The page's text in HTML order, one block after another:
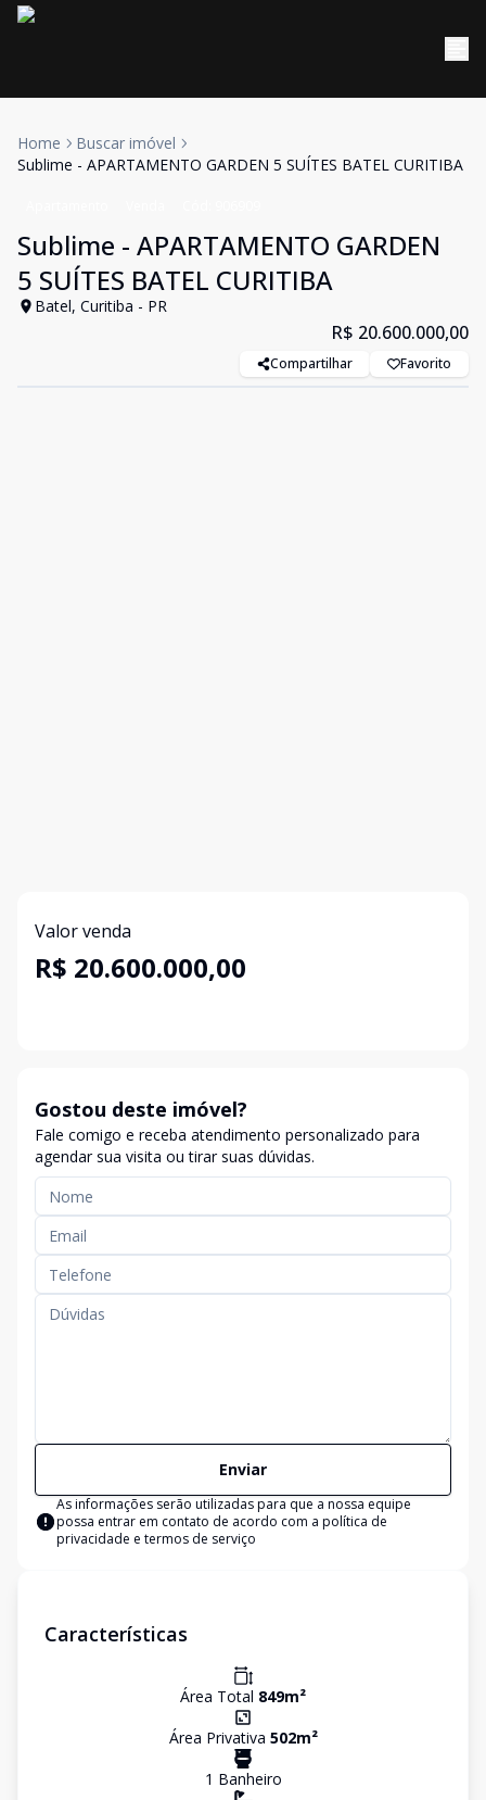
Home
Buscar imóvel
Sublime - APARTAMENTO GARDEN 5 SUÍTES BATEL CURITIBA
Sublime - APARTAMENTO GARDEN
5 SUÍTES BATEL CURITIBA
Batel, Curitiba - PR
R$ 20.600.000,00
Compartilhar Favorito
Valor venda
R$ 20.600.000,00
Gostou deste imóvel?
Fale comigo e receba atendimento personalizado para
agendar sua visita ou tirar suas dúvidas.
Enviar
As informações serão utilizadas para que a nossa equipe
possa entrar em contato de acordo com a política de
privacidade e termos de serviço
Características
Área Total 849m²
Área Privativa 502m²
1 Banheiro